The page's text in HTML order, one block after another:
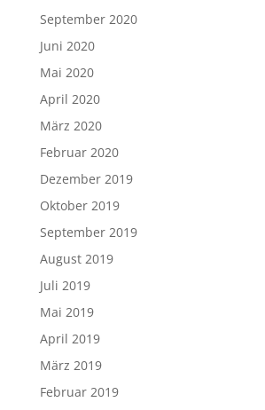
September 2020
Juni 2020
Mai 2020
April 2020
März 2020
Februar 2020
Dezember 2019
Oktober 2019
September 2019
August 2019
Juli 2019
Mai 2019
April 2019
März 2019
Februar 2019